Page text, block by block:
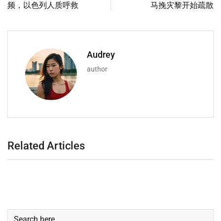
频，以色列人质呼救 马挽灾黎开始疏散
Audrey
author
Related Articles